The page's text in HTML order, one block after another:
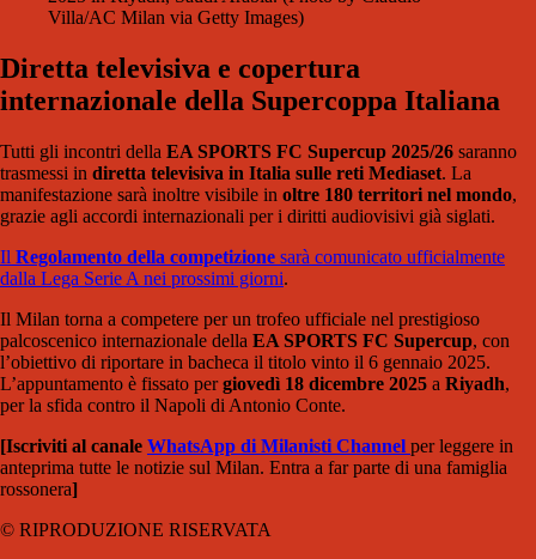
Villa/AC Milan via Getty Images)
Diretta televisiva e copertura
internazionale della Supercoppa Italiana
Tutti gli incontri della EA SPORTS FC Supercup 2025/26 saranno
trasmessi in diretta televisiva in Italia sulle reti Mediaset. La
manifestazione sarà inoltre visibile in oltre 180 territori nel mondo,
grazie agli accordi internazionali per i diritti audiovisivi già siglati.
Il Regolamento della competizione sarà comunicato ufficialmente
dalla Lega Serie A nei prossimi giorni.
Il Milan torna a competere per un trofeo ufficiale nel prestigioso
palcoscenico internazionale della EA SPORTS FC Supercup, con
l’obiettivo di riportare in bacheca il titolo vinto il 6 gennaio 2025.
L’appuntamento è fissato pergiovedì 18 dicembre 2025 a Riyadh,
per la sfida contro il Napoli di Antonio Conte.
[Iscriviti al canale WhatsApp di Milanisti Channel per leggere in
anteprima tutte le notizie sul Milan. Entra a far parte di una famiglia
rossonera]
© RIPRODUZIONE RISERVATA